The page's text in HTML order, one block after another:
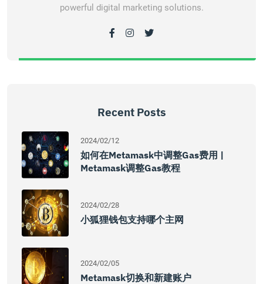
powerful digital marketing solutions.
Recent Posts
2024/02/12
如何在Metamask中调整Gas费用 |
Metamask调整Gas教程
2024/02/28
小狐狸钱包支持哪个主网
2024/02/05
Metamask切换和新建账户